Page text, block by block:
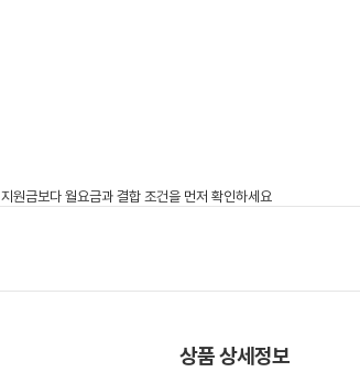
상품 상세정보